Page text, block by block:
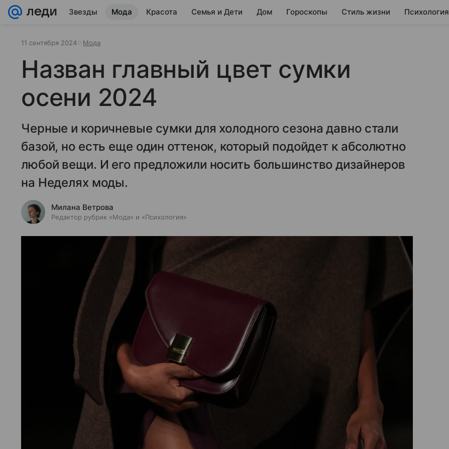
Звезды Мода Красота Семья и Дети Дом Гороскопы Стиль жизни Психология
11 сентября 2024 Мода
Назван главный цвет сумки
осени 2024
Черные и коричневые сумки для холодного сезона давно стали
базой, но есть еще один оттенок, который подойдет к абсолютно
любой вещи. И его предложили носить большинство дизайнеров
на Неделях моды.
Милана Ветрова
Редактор рубрик «Мода» и «Психология»